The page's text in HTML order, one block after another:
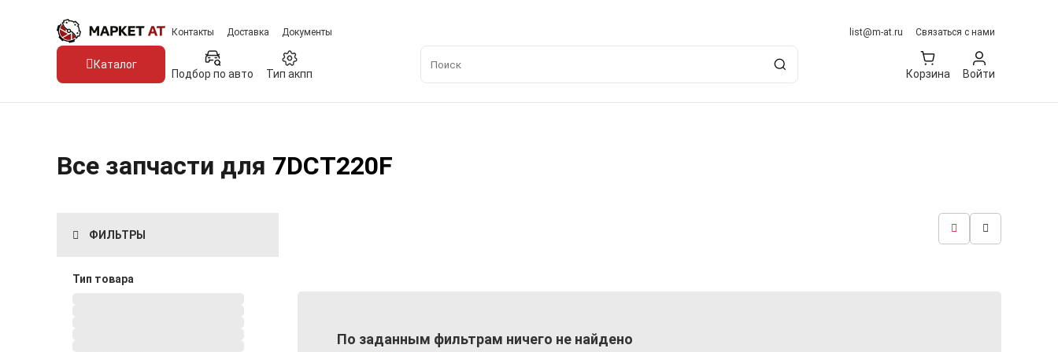
Контакты Доставка Документы list@m-at.ru Связаться с нами
Каталог
Подбор по авто Тип акпп Корзина Войти
Все запчасти для 7DCT220F
ФИЛЬТРЫ
Тип товара
По заданным фильтрам ничего не найдено